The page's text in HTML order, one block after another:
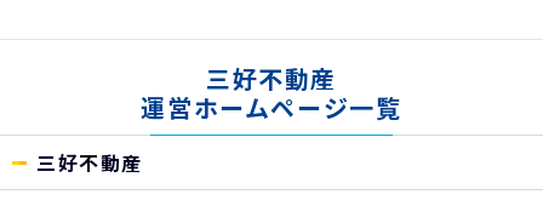
三好不動産
運営ホームページ一覧
三好不動産